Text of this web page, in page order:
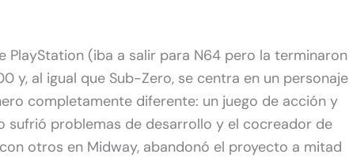
PlayStation (iba a salir para N64 pero la terminaron
y, al igual que Sub-Zero, se centra en un personaje
completamente diferente: un juego de acción y
sufrió problemas de desarrollo y el cocreador de
otros en Midway, abandonó el proyecto a mitad